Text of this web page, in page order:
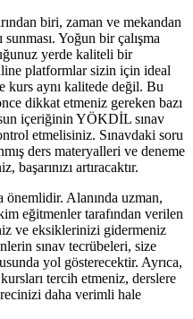
biri, zaman ve mekandan
sunması. Yoğun bir çalışma
yerde kaliteli bir
platformlar sizin için ideal
aynı kalitede değil. Bu
dikkat etmeniz gereken bazı
içeriğinin YÖKDİL sınav
etmelisiniz. Sınavdaki soru
ders materyalleri ve deneme
başarınızı artıracaktır.
Alanında uzman,
eğitmenler tarafından verilen
ve eksiklerinizi gidermeniz
sınav tecrübeleri, size
yol gösterecektir. Ayrıca,
tercih etmeniz, derslere
daha verimli hale